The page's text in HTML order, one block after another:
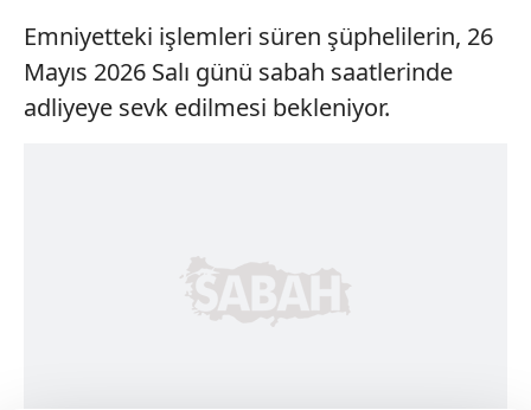
Emniyetteki işlemleri süren şüphelilerin, 26
Mayıs 2026 Salı günü sabah saatlerinde
adliyeye sevk edilmesi bekleniyor.